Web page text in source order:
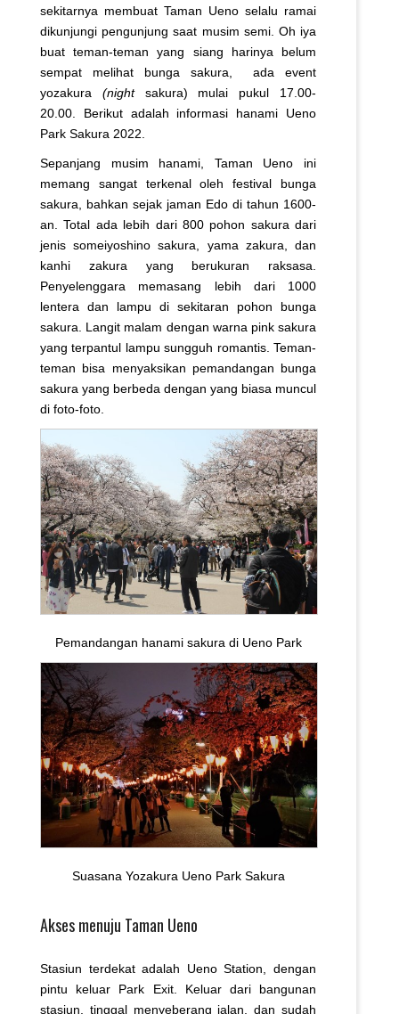
sekitarnya membuat Taman Ueno selalu ramai
dikunjungi pengunjung saat musim semi. Oh iya
buat teman-teman yang siang harinya belum
sempat melihat bunga sakura, ada event
yozakura (nightsakura) mulai pukul 17.00-
20.00. Berikut adalah informasi hanami Ueno
Park Sakura 2022.
Sepanjang musim hanami, Taman Ueno ini
memang sangat terkenal oleh festival bunga
sakura, bahkan sejak jaman Edo di tahun 1600-
an. Total ada lebih dari 800 pohon sakura dari
jenis someiyoshino sakura, yama zakura, dan
kanhi zakura yang berukuran raksasa.
Penyelenggara memasang lebih dari 1000
lentera dan lampu di sekitaran pohon bunga
sakura. Langit malam dengan warna pink sakura
yang terpantul lampu sungguh romantis. Teman-
teman bisa menyaksikan pemandangan bunga
sakura yang berbeda dengan yang biasa muncul
di foto-foto.
Pemandangan hanami sakura di Ueno Park
Suasana Yozakura Ueno Park Sakura
Akses menuju Taman Ueno
Stasiun terdekat adalah Ueno Station, dengan
pintu keluar Park Exit. Keluar dari bangunan
stasiun, tinggal menyeberang jalan, dan sudah